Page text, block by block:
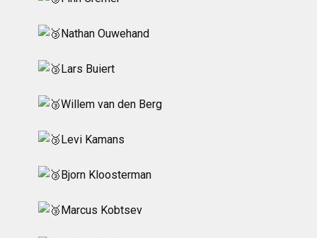
Nathan Ouwehand
Lars Buiert
Willem van den Berg
Levi Kamans
Bjorn Kloosterman
Marcus Kobtsev